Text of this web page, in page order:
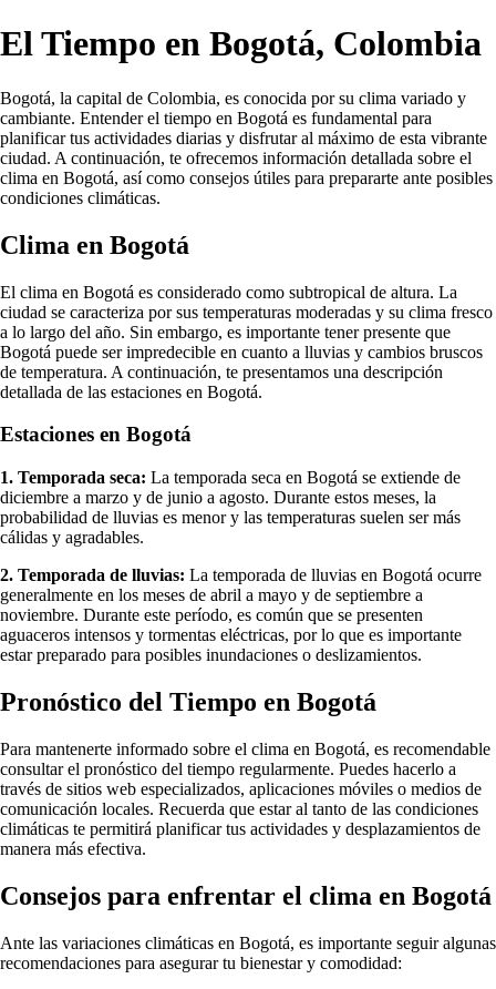
El Tiempo en Bogotá, Colombia
Bogotá, la capital de Colombia, es conocida por su clima variado y
cambiante. Entender el tiempo en Bogotá es fundamental para
planificar tus actividades diarias y disfrutar al máximo de esta vibrante
ciudad. A continuación, te ofrecemos información detallada sobre el
clima en Bogotá, así como consejos útiles para prepararte ante posibles
condiciones climáticas.
Clima en Bogotá
El clima en Bogotá es considerado como subtropical de altura. La
ciudad se caracteriza por sus temperaturas moderadas y su clima fresco
a lo largo del año. Sin embargo, es importante tener presente que
Bogotá puede ser impredecible en cuanto a lluvias y cambios bruscos
de temperatura. A continuación, te presentamos una descripción
detallada de las estaciones en Bogotá.
Estaciones en Bogotá
1. Temporada seca: La temporada seca en Bogotá se extiende de
diciembre a marzo y de junio a agosto. Durante estos meses, la
probabilidad de lluvias es menor y las temperaturas suelen ser más
cálidas y agradables.
2. Temporada de lluvias: La temporada de lluvias en Bogotá ocurre
generalmente en los meses de abril a mayo y de septiembre a
noviembre. Durante este período, es común que se presenten
aguaceros intensos y tormentas eléctricas, por lo que es importante
estar preparado para posibles inundaciones o deslizamientos.
Pronóstico del Tiempo en Bogotá
Para mantenerte informado sobre el clima en Bogotá, es recomendable
consultar el pronóstico del tiempo regularmente. Puedes hacerlo a
través de sitios web especializados, aplicaciones móviles o medios de
comunicación locales. Recuerda que estar al tanto de las condiciones
climáticas te permitirá planificar tus actividades y desplazamientos de
manera más efectiva.
Consejos para enfrentar el clima en Bogotá
Ante las variaciones climáticas en Bogotá, es importante seguir algunas
recomendaciones para asegurar tu bienestar y comodidad: